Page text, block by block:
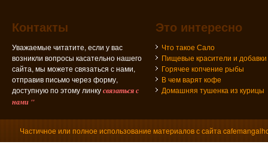
Контакты
Уважаемые читатите, если у вас
возникли вопросы касательно нашего
сайта, мы можете связаться с нами,
отправив письмо через форму,
доступную по этому линкусвязаться с
нами "
Это интересно
Что такое Сало
Пищевые красители и добавки
Горячее копчение рыбы
В чем варят кофе
Домашняя тушенка из курицы
Частичное или полное использование материалов с сайта